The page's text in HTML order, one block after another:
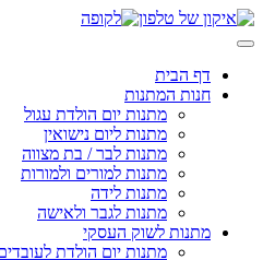
Skip
to
דף הבית
חנות המתנות
מתנות יום הולדת עגול
מתנות ליום נישואין
מתנות לבר / בת מצווה
מתנות למורים ולמורות
מתנות לידה
מתנות לגבר ולאישה
מתנות לשוק העסקי
מתנות יום הולדת